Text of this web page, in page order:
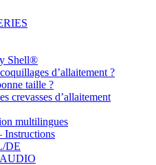
Shell®
d’allaitement ?
taille ?
crevasses d’allaitement
multilingues
Instructions
DE